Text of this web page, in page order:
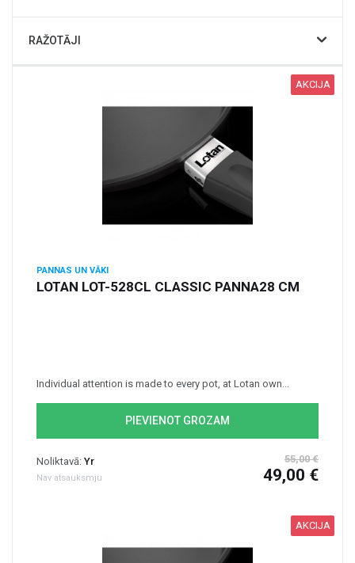
RAŽOTĀJI
AKCIJA
PANNAS UN VĀKI
LOTAN LOT-528CL CLASSIC PANNA28 CM
Individual attention is made to every pot, at Lotan own...
PIEVIENOT GROZAM
Noliktavā: Yr
Nav atsauksmju
55,00 €
49,00 €
AKCIJA